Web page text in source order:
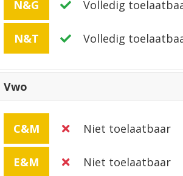
N&G Volledig
N&T Volledig
Vwo
C&M Niet toelaatbaar
E&M Niet toelaatbaar